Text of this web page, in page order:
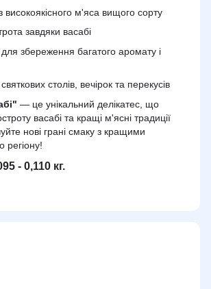
високоякісного м'яса вищого сорту
завдяки васабі
збереження багатого аромату і
столів, вечірок та перекусів
— це унікальний делікатес, що
васабі та кращі м'ясні традиції
нові грані смаку з кращими
регіону!
- 0,110 кг.